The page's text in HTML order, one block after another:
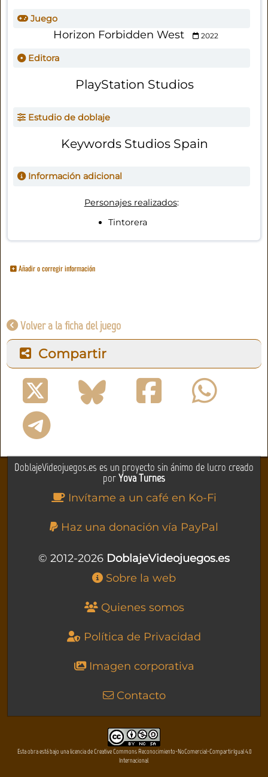
Juego
Horizon Forbidden West 2022
Editora
PlayStation Studios
Estudio de doblaje
Keywords Studios Spain
Información adicional
Personajes realizados:
Tintorera
Añadir o corregir información
Volver a la ficha del juego
Compartir
DoblajeVideojuegos.es es un proyecto sin ánimo de lucro creado
porYova Turnes
Invítame a un café en Ko-Fi
Haz una donación vía PayPal
© 2012-2026 DoblajeVideojuegos.es
Sobre la web
Quienes somos
Política de Privacidad
Imagen corporativa
Contacto
Esta obra está bajo una licencia de Creative Commons Reconocimiento-NoComercial-CompartirIgual 4.0
Internacional